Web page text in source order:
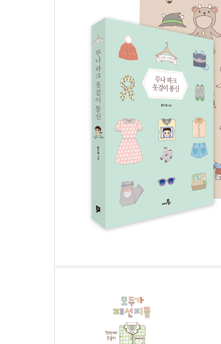
상자 속의 요행
병원이 필요해
루나의 옷장 속